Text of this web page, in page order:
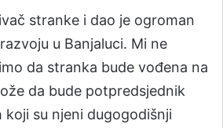
stranke i dao je ogroman
u Banjaluci. Mi ne
da stranka bude vođena na
da bude potpredsjednik
su njeni dugogodišnji